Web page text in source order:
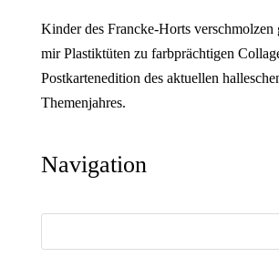
Kinder des Francke-Horts verschmolzen
mir Plastiktüten zu farbprächtigen
Postkartenedition des aktuellen
Themenjahres.
Navigation